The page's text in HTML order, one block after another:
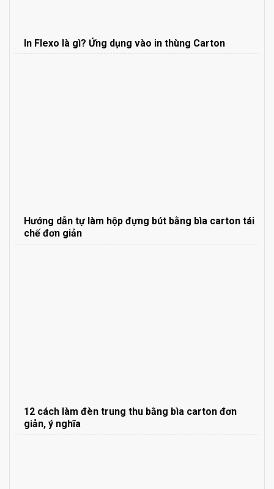
In Flexo là gì? Ứng dụng vào in thùng Carton
Hướng dẫn tự làm hộp đựng bút bằng bìa carton tái
chế đơn giản
12 cách làm đèn trung thu bằng bìa carton đơn
giản, ý nghĩa